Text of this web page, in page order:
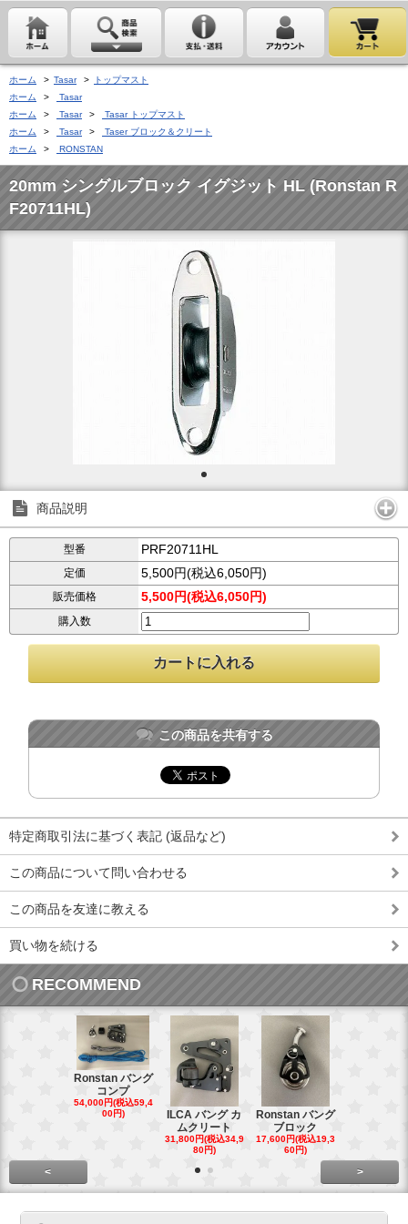
ホーム > Tasar >
トップマスト
ホーム
>
Tasar
ホーム
> Tasar >
Tasar トップマスト
ホーム
> Tasar >
Taser ブロック＆クリート
ホーム
> RONSTAN
20mm シングルブロック イグジット HL (Ronstan R
F20711HL)
商品説明
型番 PRF20711HL
定価 5,500円(税込6,050円)
販売価格 5,500円(税込6,050円)
購入数
この商品を共有する
特定商取引法に基づく表記 (返品など)
この商品について問い合わせる
この商品を友達に教える
買い物を続ける
RECOMMEND
Ronstan バング
コンプ
54,000円(税込59,4
00円)
ILCA バング カ
ムクリート
31,800円(税込34,9
80円)
Ronstan バング
ブロック
17,600円(税込19,3
60円)
< >